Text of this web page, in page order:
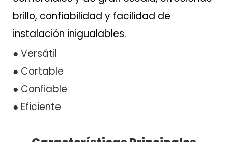
brillo, confiabilidad y facilidad de
instalación inigualables.
● Versátil
● Cortable
● Confiable
● Eficiente